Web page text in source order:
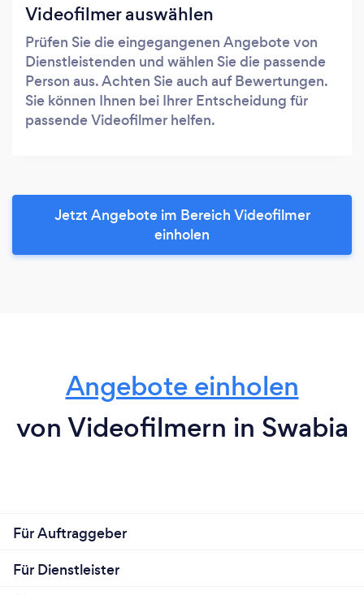
Videofilmer auswählen
Prüfen Sie die eingegangenen Angebote von
Dienstleistenden und wählen Sie die passende
Person aus. Achten Sie auch auf Bewertungen.
Sie können Ihnen bei Ihrer Entscheidung für
passende Videofilmer helfen.
Jetzt Angebote im Bereich Videofilmer
einholen
Angebote einholen
von Videofilmern in Swabia
Für Auftraggeber
Für Dienstleister